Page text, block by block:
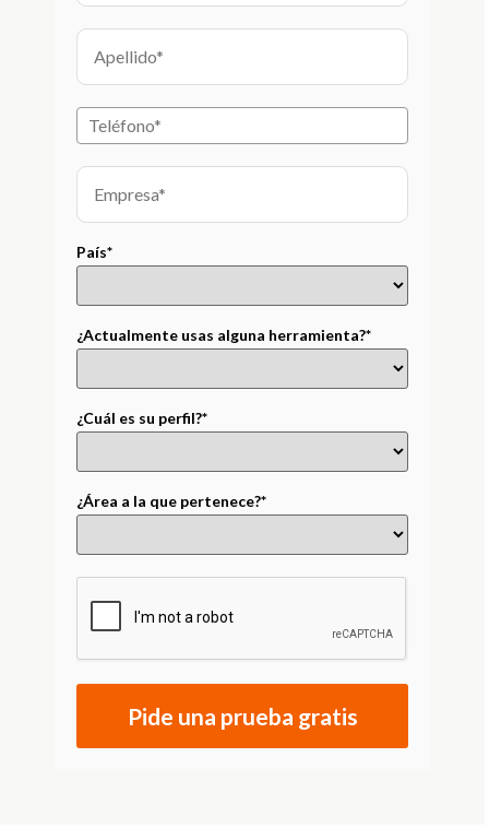
País*
¿Actualmente usas alguna herramienta?*
¿Cuál es su perfil?*
¿Área a la que pertenece?*
Pide una prueba gratis